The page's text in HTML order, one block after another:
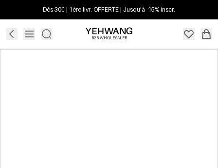
Dès 30€ | 1ère livr. OFFERTE | Jusqu'à -15% inscr.
B2B WHOLESALER